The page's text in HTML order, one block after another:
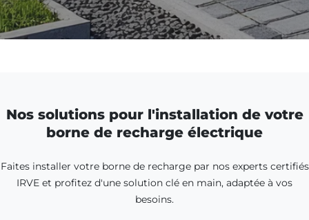
Nos solutions pour l'installation de votre
borne de recharge électrique
Faites installer votre borne de recharge par nos experts certifiés
IRVE et profitez d'une solution clé en main, adaptée à vos
besoins.